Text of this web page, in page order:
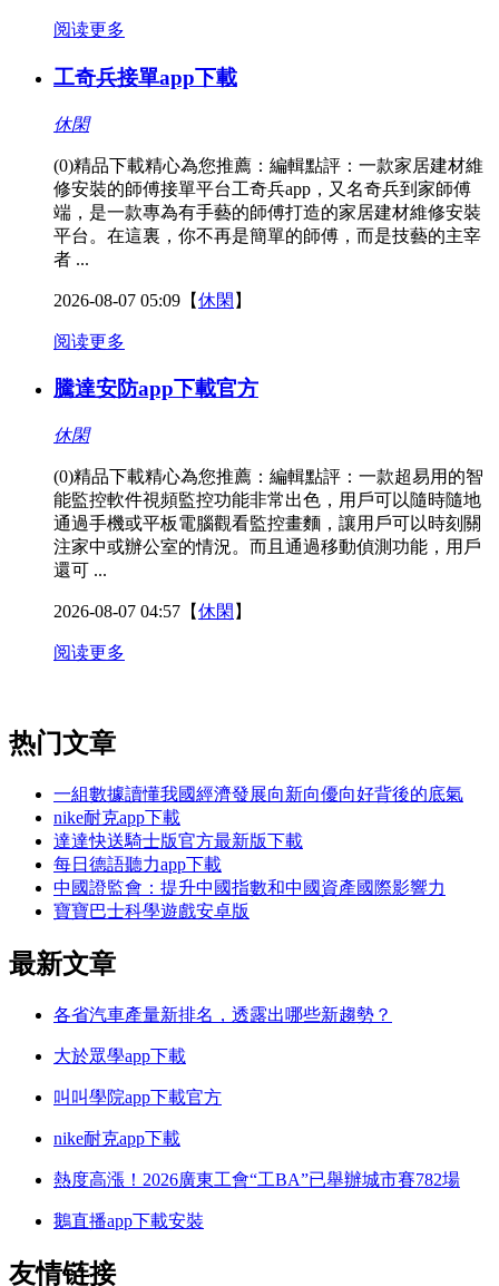
阅读更多
工奇兵接單app下載
休閑
(0)精品下載精心為您推薦：編輯點評：一款家居建材維
修安裝的師傅接單平台工奇兵app，又名奇兵到家師傅
端，是一款專為有手藝的師傅打造的家居建材維修安裝
平台。在這裏，你不再是簡單的師傅，而是技藝的主宰
者 ...
2026-08-07 05:09 【休閑 】
阅读更多
騰達安防app下載官方
休閑
(0)精品下載精心為您推薦：編輯點評：一款超易用的智
能監控軟件視頻監控功能非常出色，用戶可以隨時隨地
通過手機或平板電腦觀看監控畫麵，讓用戶可以時刻關
注家中或辦公室的情況。而且通過移動偵測功能，用戶
還可 ...
2026-08-07 04:57 【休閑 】
阅读更多
热门文章
一組數據讀懂我國經濟發展向新向優向好背後的底氣
nike耐克app下載
達達快送騎士版官方最新版下載
每日德語聽力app下載
中國證監會：提升中國指數和中國資產國際影響力
寶寶巴士科學遊戲安卓版
最新文章
各省汽車產量新排名，透露出哪些新趨勢？
大於眾學app下載
叫叫學院app下載官方
nike耐克app下載
熱度高漲！2026廣東工會“工BA”已舉辦城市賽782場
鵝直播app下載安裝
友情链接